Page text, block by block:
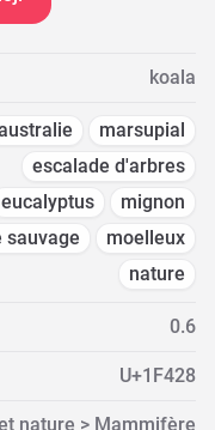
koala
marsupial
escalade d'arbres
eucalyptus
mignon
sauvage
moelleux
nature
0.6
U+1F428
nature > Mammifère